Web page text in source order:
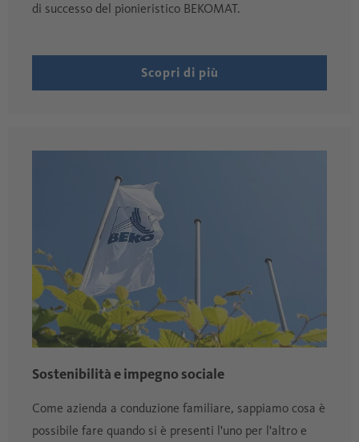
di successo del pionieristico BEKOMAT.
Scopri di più
Sostenibilità e impegno sociale
Come azienda a conduzione familiare, sappiamo cosa è
possibile fare quando si è presenti l'uno per l'altro e